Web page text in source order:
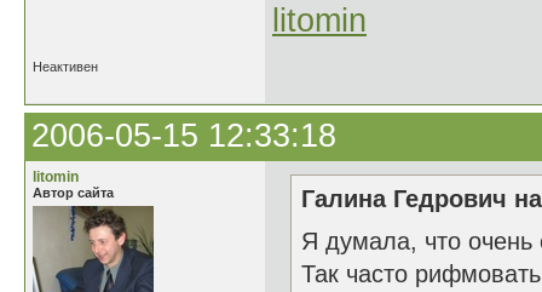
litomin
Неактивен
2006-05-15 12:33:18
litomin
Автор сайта
Галина Гедрович
Я думала, что очень
Так часто